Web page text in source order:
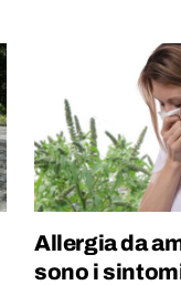
Allergia da
sono i